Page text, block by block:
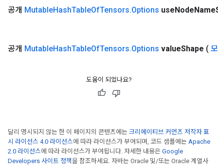
공개 MutableHashTableOfTensors.Options useNodeName
공개 MutableHashTableOfTensors.Options valueShape (
도움이 되었나요?
달리 명시되지 않는 한 이 페이지의 콘텐츠에는 크리에이티브 커먼즈 저작자 표
시 라이선스 4.0 라이선스에 따라 라이선스가 부여되며, 코드 샘플에는 Apache
2.0 라이선스에 따라 라이선스가 부여됩니다. 자세한 내용은 Google
Developers 사이트 정책을 참조하세요. 자바는 Oracle 및/또는 Oracle 계열사